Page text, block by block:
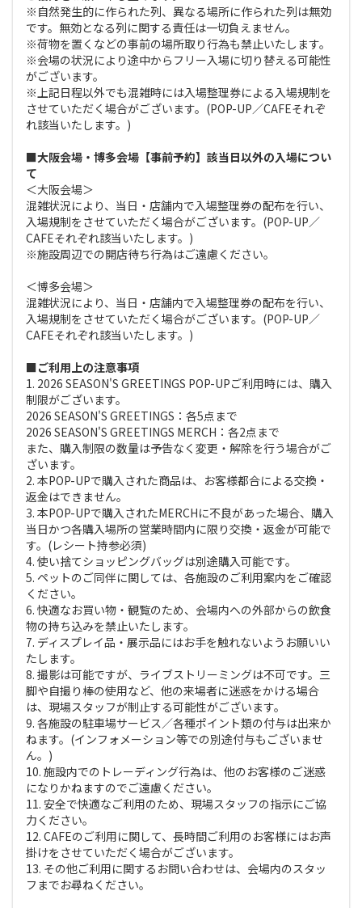
※自然発生的に作られた列、異なる場所に作られた列は無効
です。無効となる列に関する責任は一切負えません。
※荷物を置くなどの事前の場所取り行為も禁止いたします。
※会場の状況により途中からフリー入場に切り替える可能性
がございます。
※上記日程以外でも混雑時には入場整理券による入場規制を
させていただく場合がございます。(POP-UP／CAFEそれぞ
れ該当いたします。)
■大阪会場・博多会場【事前予約】該当日以外の入場につい
て
＜大阪会場＞
混雑状況により、当日・店舗内で入場整理券の配布を行い、
入場規制をさせていただく場合がございます。(POP-UP／
CAFEそれぞれ該当いたします。)
※施設周辺での開店待ち行為はご遠慮ください。
＜博多会場＞
混雑状況により、当日・店舗内で入場整理券の配布を行い、
入場規制をさせていただく場合がございます。(POP-UP／
CAFEそれぞれ該当いたします。)
■ご利用上の注意事項
1. 2026 SEASON'S GREETINGS POP-UPご利用時には、購入
制限がございます。
2026 SEASON'S GREETINGS：各5点まで
2026 SEASON'S GREETINGS MERCH：各2点まで
また、購入制限の数量は予告なく変更・解除を行う場合がご
ざいます。
2. 本POP-UPで購入された商品は、お客様都合による交換・
返金はできません。
3. 本POP-UPで購入されたMERCHに不良があった場合、購入
当日かつ各購入場所の営業時間内に限り交換・返金が可能で
す。(レシート持参必須)
4. 使い捨てショッピングバッグは別途購入可能です。
5. ペットのご同伴に関しては、各施設のご利用案内をご確認
ください。
6. 快適なお買い物・観覧のため、会場内への外部からの飲食
物の持ち込みを禁止いたします。
7. ディスプレイ品・展示品にはお手を触れないようお願いい
たします。
8. 撮影は可能ですが、ライブストリーミングは不可です。三
脚や自撮り棒の使用など、他の来場者に迷惑をかける場合
は、現場スタッフが制止する可能性がございます。
9. 各施設の駐車場サービス／各種ポイント類の付与は出来か
ねます。(インフォメーション等での別途付与もございませ
ん。)
10. 施設内でのトレーディング行為は、他のお客様のご迷惑
になりかねますのでご遠慮ください。
11. 安全で快適なご利用のため、現場スタッフの指示にご協
力ください。
12. CAFEのご利用に関して、長時間ご利用のお客様にはお声
掛けをさせていただく場合がございます。
13. その他ご利用に関するお問い合わせは、会場内のスタッ
フまでお尋ねください。